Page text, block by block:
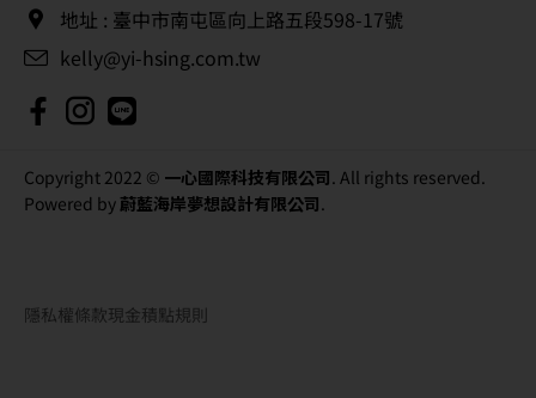
地址 : 臺中市南屯區向上路五段598-17號
kelly@yi-hsing.com.tw
Copyright 2022 © 一心國際科技有限公司. All rights reserved.
Powered by 蔚藍海岸夢想設計有限公司.
隱私權條款現金積點規則